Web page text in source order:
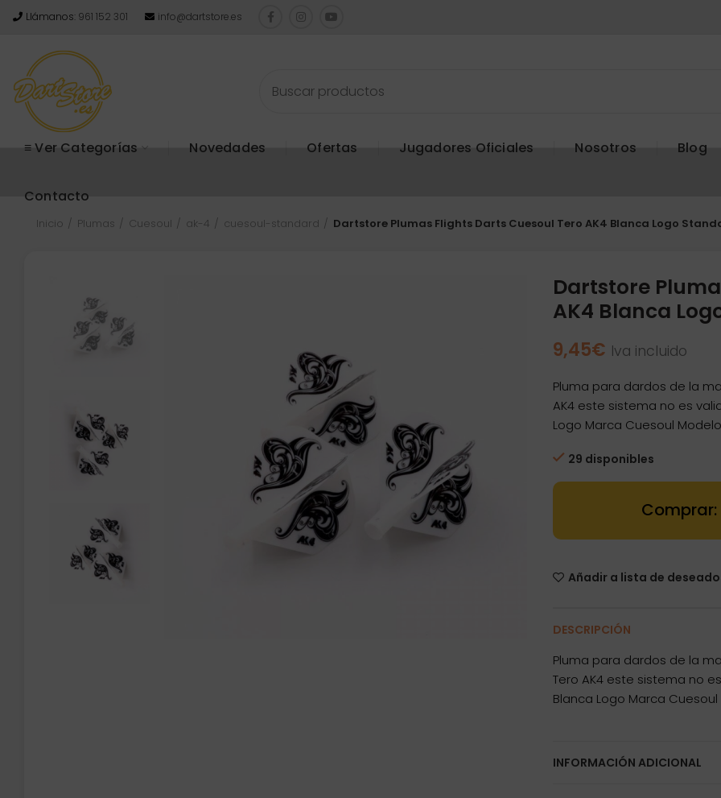
Llámanos: 961 152 301 info@dartstore.es
≡ Ver Categorías Novedades Ofertas Jugadores Oficiales Nosotros Blog
Contacto
Inicio Plumas Cuesoul ak-4 cuesoul-standard Dartstore Plumas Flights Darts Cuesoul Tero AK4 Blanca Logo
Dartstore
AK4 Blanca
9,45€ Iva incluido
Pluma para dardos de la
AK4 este sistema no es
Logo Marca Cuesoul
29 disponibles
Dartstore
Añadir a lista de
DESCRIPCIÓN
Pluma para dardos de la
Tero AK4 este sistema no
Blanca Logo Marca Cuesoul
INFORMACIÓN ADICIONAL